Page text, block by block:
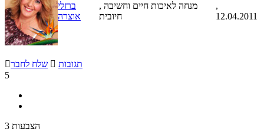
ברזלי
אוצרה
, מנחה לאיכות חיים וחשיבה
חיובית
,
12.04.2011
שלח לחבר  תגובות
5
3 הצבעות